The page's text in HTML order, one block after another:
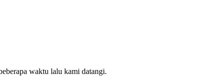
waktu lalu kami datangi.